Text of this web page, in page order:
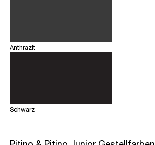
Anthrazit
Schwarz